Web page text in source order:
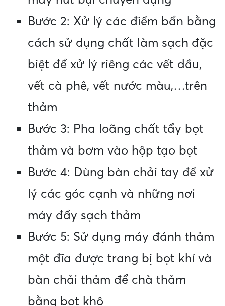
Bước 2: Xử lý các điểm bẩn bằng
cách sử dụng chất làm sạch đặc
biệt để xử lý riêng các vết dầu,
vết cà phê, vết nước màu,…trên
thảm
Bước 3: Pha loãng chất tẩy bọt
thảm và bơm vào hộp tạo bọt
Bước 4: Dùng bàn chải tay để xử
lý các góc cạnh và những nơi
máy đẩy sạch thảm
Bước 5: Sử dụng máy đánh thảm
một đĩa được trang bị bọt khí và
bàn chải thảm để chà thảm
bằng bọt khô